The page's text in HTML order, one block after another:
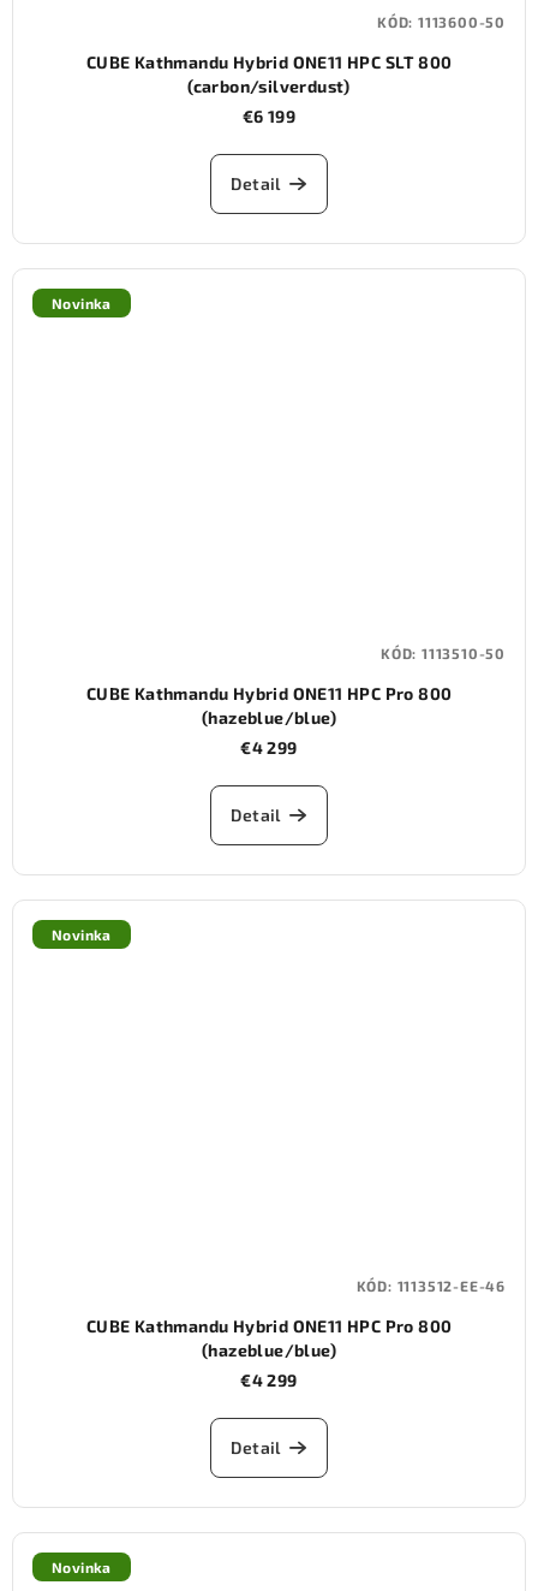
CUBE Kathmandu Hybrid ONE11 HPC SLT 800
(carbon/silverdust)
€6 199
Detail
KÓD: 1113600-50
Novinka
CUBE Kathmandu Hybrid ONE11 HPC Pro 800
(hazeblue/blue)
€4 299
Detail
KÓD: 1113510-50
Novinka
CUBE Kathmandu Hybrid ONE11 HPC Pro 800
(hazeblue/blue)
€4 299
Detail
KÓD: 1113512-EE-46
Novinka